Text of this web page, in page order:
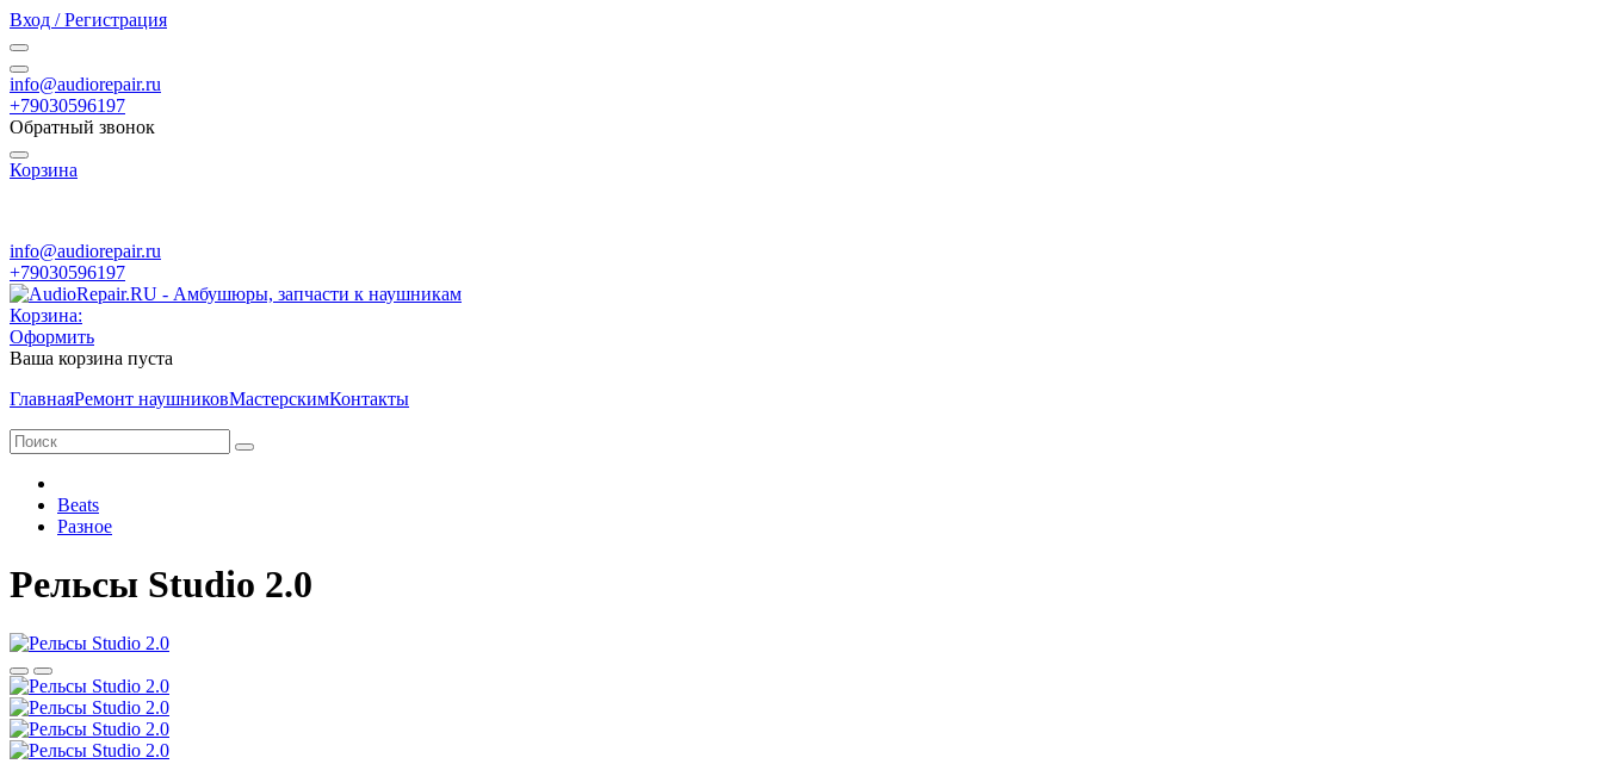
Вход / Регистрация
info@audiorepair.ru
+79030596197
Обратный звонок
Корзина
info@audiorepair.ru
+79030596197
Корзина:
Оформить
Ваша корзина пуста
ГлавнаяРемонт наушниковМастерскимКонтакты
Beats
Разное
Рельсы Studio 2.0